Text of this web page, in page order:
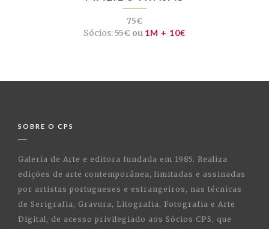
75€
Sócios:55€ ou 1M + 10€
SOBRE O CPS
Galeria de Arte e editora fundada em 1985. Realiza
edições de arte contemporânea, limitadas e assinadas
por artistas portugueses e estrangeiros, nas técnicas
de Serigrafia, Gravura, Litografia, Fotografia e Arte
Digital, de acesso privilegiado aos Sócios CPS, que